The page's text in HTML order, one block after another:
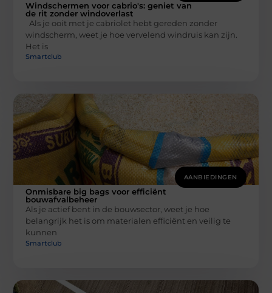
Windschermen voor cabrio's: geniet van
de rit zonder windoverlast
Als je ooit met je cabriolet hebt gereden zonder
windscherm, weet je hoe vervelend windruis kan zijn.
Het is
Smartclub
AANBIEDINGEN
Onmisbare big bags voor efficiënt
bouwafvalbeheer
Als je actief bent in de bouwsector, weet je hoe
belangrijk het is om materialen efficiënt en veilig te
kunnen
Smartclub